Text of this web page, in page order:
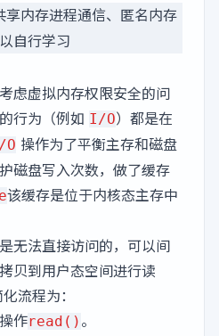
享内存进程通信、匿名内存
自行学习
虑虚拟内存权限安全的问
行为（例如 I/O）都是在
操作为了平衡主存和磁盘
磁盘写入次数，做了缓存
该缓存是位于内核态主存中
无法直接访问的，可以间
贝到用户态空间进行读
流程为：
作read() 。